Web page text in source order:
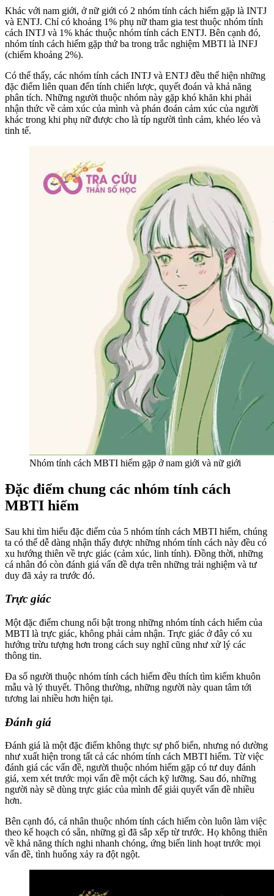
Khác với nam giới, ở nữ giới có 2 nhóm tính cách hiếm gặp là INTJ
và ENTJ. Chỉ có khoảng 1% phụ nữ tham gia test thuộc nhóm tính
cách INTJ và 1% khác thuộc nhóm tính cách ENTJ. Bên cạnh đó,
nhóm tính cách hiếm gặp thứ ba trong trắc nghiệm MBTI là INFJ
(chiếm khoảng 2%).
Có thể thấy, các nhóm tính cách INTJ và ENTJ đều thể hiện những
đặc điểm liên quan đến tính chiến lược, quyết đoán và khả năng
phân tích. Những người thuộc nhóm này gặp khó khăn khi phải
nhận thức về cảm xúc của mình và phán đoán cảm xúc của người
khác trong khi phụ nữ được cho là típ người tình cảm, khéo léo và
tinh tế.
Nhóm tính cách MBTI hiếm gặp ở nam giới và nữ giới
Đặc điểm chung các nhóm tính cách
MBTI hiếm
Sau khi tìm hiểu đặc điểm của 5 nhóm tính cách MBTI hiếm, chúng
ta có thể dễ dàng nhận thấy được những nhóm tính cách này đều có
xu hướng thiên về trực giác (cảm xúc, linh tính). Đồng thời, những
cá nhân đó còn đánh giá vấn đề dựa trên những trải nghiệm và tư
duy đã xảy ra trước đó.
Trực giác
Một đặc điểm chung nổi bật trong những nhóm tính cách hiếm của
MBTI là trực giác, không phải cảm nhận. Trực giác ở đây có xu
hướng trừu tượng hơn trong cách suy nghĩ cũng như xử lý các
thông tin.
Đa số người thuộc nhóm tính cách hiếm đều thích tìm kiếm khuôn
mẫu và lý thuyết. Thông thường, những người này quan tâm tới
tương lai nhiều hơn hiện tại.
Đánh giá
Đánh giá là một đặc điểm không thực sự phổ biến, nhưng nó dường
như xuất hiện trong tất cả các nhóm tính cách MBTI hiếm. Từ việc
đánh giá các vấn đề, người thuộc nhóm hiếm gặp có tư duy đánh
giá, xem xét trước mọi vấn đề một cách kỹ lưỡng. Sau đó, những
người này sẽ dùng trực giác của mình để giải quyết vấn đề nhiều
hơn.
Bên cạnh đó, cá nhân thuộc nhóm tính cách hiếm còn luôn làm việc
theo kế hoạch có sẵn, những gì đã sắp xếp từ trước. Họ không thiên
về khả năng thích nghi nhanh chóng, ứng biến linh hoạt trước mọi
vấn đề, tình huống xảy ra đột ngột.